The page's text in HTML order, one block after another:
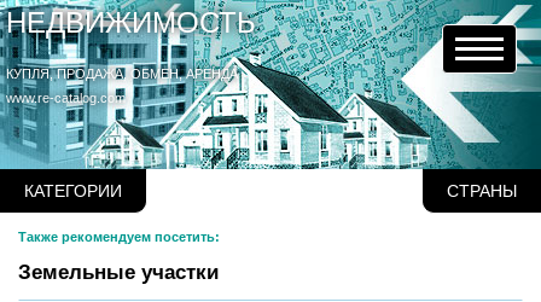
НЕДВИЖИМОСТЬ
КУПЛЯ, ПРОДАЖА, ОБМЕН, АРЕНДА
www.re-catalog.com
КАТЕГОРИИ СТРАНЫ
Также рекомендуем посетить:
Земельные участки